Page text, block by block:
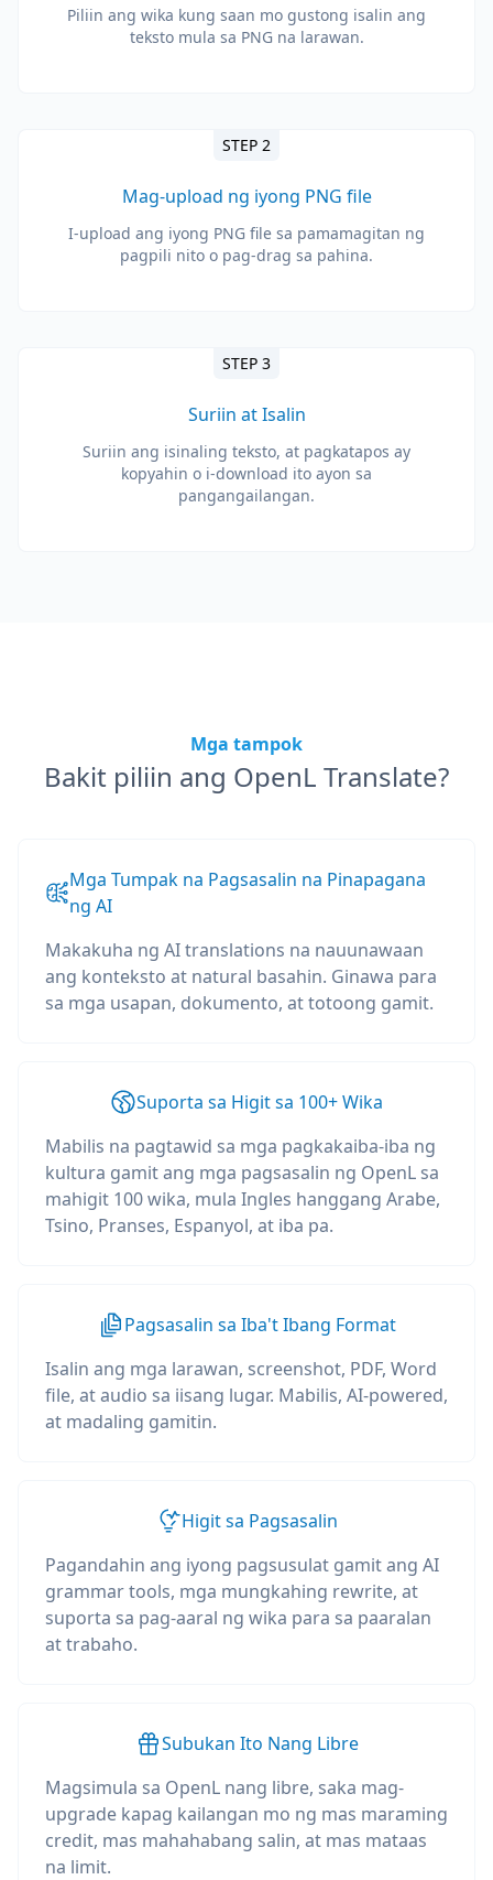
Piliin ang wika kung saan mo gustong isalin ang
teksto mula sa PNG na larawan.
STEP 2
Mag-upload ng iyong PNG file
I-upload ang iyong PNG file sa pamamagitan ng
pagpili nito o pag-drag sa pahina.
STEP 3
Suriin at Isalin
Suriin ang isinaling teksto, at pagkatapos ay
kopyahin o i-download ito ayon sa
pangangailangan.
Mga tampok
Bakit piliin ang OpenL Translate?
Mga Tumpak na Pagsasalin na Pinapagana
ng AI
Makakuha ng AI translations na nauunawaan
ang konteksto at natural basahin. Ginawa para
sa mga usapan, dokumento, at totoong gamit.
Suporta sa Higit sa 100+ Wika
Mabilis na pagtawid sa mga pagkakaiba-iba ng
kultura gamit ang mga pagsasalin ng OpenL sa
mahigit 100 wika, mula Ingles hanggang Arabe,
Tsino, Pranses, Espanyol, at iba pa.
Pagsasalin sa Iba't Ibang Format
Isalin ang mga larawan, screenshot, PDF, Word
file, at audio sa iisang lugar. Mabilis, AI-powered,
at madaling gamitin.
Higit sa Pagsasalin
Pagandahin ang iyong pagsusulat gamit ang AI
grammar tools, mga mungkahing rewrite, at
suporta sa pag-aaral ng wika para sa paaralan
at trabaho.
Subukan Ito Nang Libre
Magsimula sa OpenL nang libre, saka mag-
upgrade kapag kailangan mo ng mas maraming
credit, mas mahahabang salin, at mas mataas
na limit.